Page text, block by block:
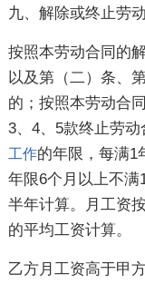
九、解除或终止劳
按照本劳动合同的
以及第（二）条、
的；按照本劳动合
3、4、5款终止劳
工作的年限，每满1
年限6个月以上不
半年计算。月工资
的平均工资计算。
乙方月工资高于甲